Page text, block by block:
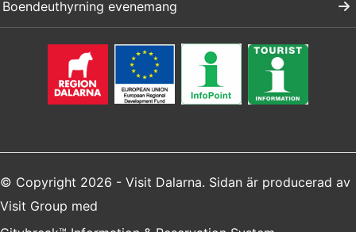
Boendeuthyrning evenemang
© Copyright 2026 - Visit Dalarna. Sidan är producerad av
Visit Group med